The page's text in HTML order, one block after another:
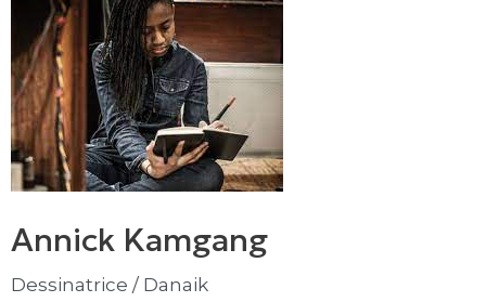
Annick Kamgang
Dessinatrice / Danaik
Kamgang